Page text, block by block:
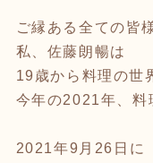
ご縁ある全ての皆
私、佐藤朗暢は
19歳から料理の世
今年の2021年、料
2021年9月26日に